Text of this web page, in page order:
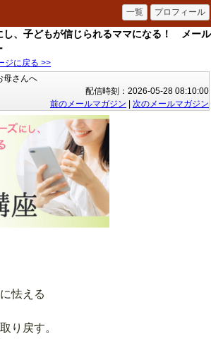
し、子どもが信じられるママになる！ メール
ジに戻る >>
母さんへ
配信時刻：2026-05-28 08:10:00
前のメールマガジン
次のメールマガジン
に怯える
り戻す。